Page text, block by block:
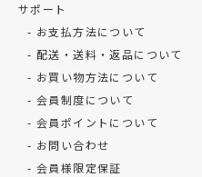
サポート
お支払方法について
配送・送料・返品について
お買い物方法について
会員制度について
会員ポイントについて
お問い合わせ
会員様限定保証